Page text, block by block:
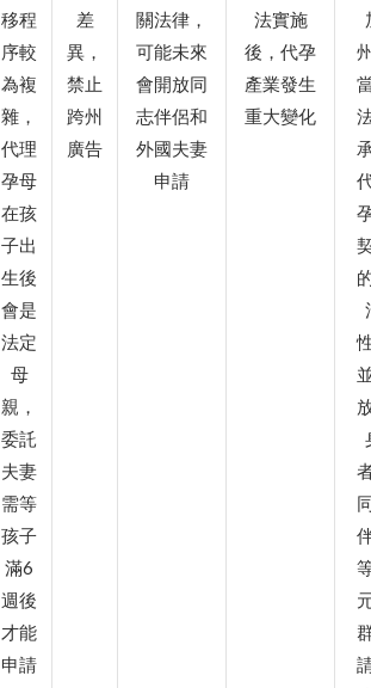
移程
序較
為複
雜，
代理
孕母
在孩
子出
生後
會是
法定
母
親，
委託
夫妻
需等
孩子
滿6
週後
才能
申請
差
異，
禁止
跨州
廣告
關法律，
可能未來
會開放同
志伴侶和
外國夫妻
申請
法實施
後，代孕
產業發生
重大變化